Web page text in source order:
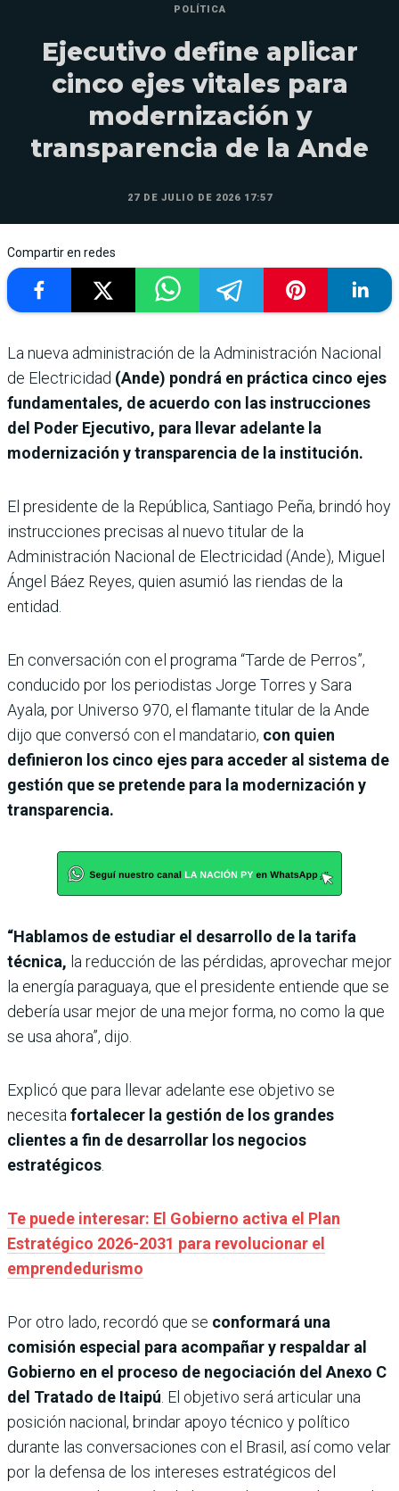
POLÍTICA
Ejecutivo define aplicar
cinco ejes vitales para
modernización y
transparencia de la Ande
27 DE JULIO DE 2026 17:57
Compartir en redes
La nueva administración de la Administración Nacional
de Electricidad (Ande) pondrá en práctica cinco ejes
fundamentales, de acuerdo con las instrucciones
del Poder Ejecutivo, para llevar adelante la
modernización y transparencia de la institución.
El presidente de la República, Santiago Peña, brindó hoy
instrucciones precisas al nuevo titular de la
Administración Nacional de Electricidad (Ande), Miguel
Ángel Báez Reyes, quien asumió las riendas de la
entidad.
En conversación con el programa “Tarde de Perros”,
conducido por los periodistas Jorge Torres y Sara
Ayala, por Universo 970, el flamante titular de la Ande
dijo que conversó con el mandatario, con quien
definieron los cinco ejes para acceder al sistema de
gestión que se pretende para la modernización y
transparencia.
“Hablamos de estudiar el desarrollo de la tarifa
técnica, la reducción de las pérdidas, aprovechar mejor
la energía paraguaya, que el presidente entiende que se
debería usar mejor de una mejor forma, no como la que
se usa ahora”, dijo.
Explicó que para llevar adelante ese objetivo se
necesitafortalecer la gestión de los grandes
clientes a fin de desarrollar los negocios
estratégicos.
Te puede interesar: El Gobierno activa el Plan
Estratégico 2026-2031 para revolucionar el
emprendedurismo
Por otro lado, recordó que se conformará una
comisión especial para acompañar y respaldar al
Gobierno en el proceso de negociación del Anexo C
del Tratado de Itaipú. El objetivo será articular una
posición nacional, brindar apoyo técnico y político
durante las conversaciones con el Brasil, así como velar
por la defensa de los intereses estratégicos del